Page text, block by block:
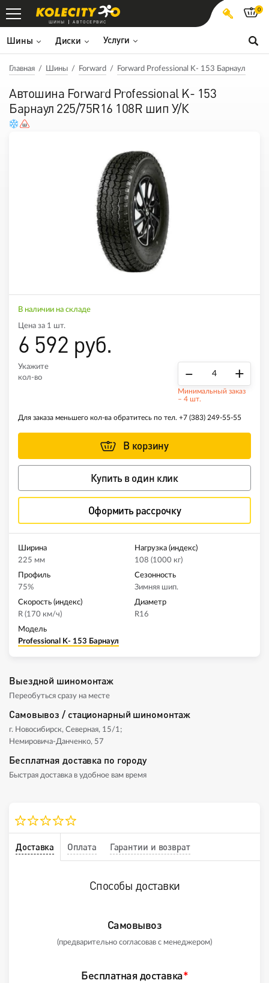
ШИНЫ АВТОСЕРВИС
Шины Диски Услуги
0
Главная Шины Forward Forward Professional K- 153 Барнаул
Автошина Forward Professional K- 153
Барнаул 225/75R16 108R шип У/К
В наличии на складе
Цена за 1 шт.
6 592 руб.
Укажите
кол-во
– +
Минимальный заказ
– 4 шт.
Для заказа меньшего кол-ва обратитесь по тел. +7 (383) 249-55-55
В корзину
Купить в один клик
Оформить рассрочку
Ширина
225 мм
Нагрузка (индекс)
108 (1000 кг)
Профиль
75%
Сезонность
Зимняя шип.
Скорость (индекс)
R (170 км/ч)
Диаметр
R16
Модель
Professional K- 153 Барнаул
Выездной шиномонтаж
Переобуться сразу на месте
Самовывоз / стационарный шиномонтаж
г. Новосибирск, Северная, 15/1;
Немировича-Данченко, 57
Бесплатная доставка по городу
Быстрая доставка в удобное вам время
Доставка Оплата Гарантии и возврат
Способы доставки
Самовывоз
(предварительно согласовав с менеджером)
Бесплатная доставка*